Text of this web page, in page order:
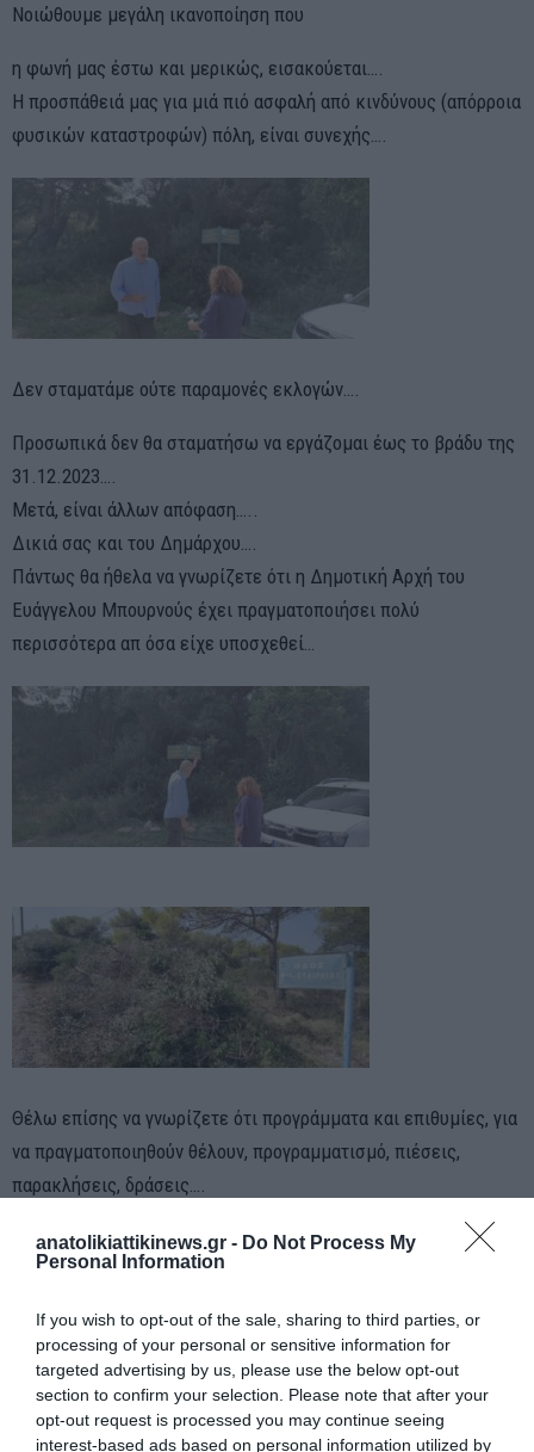
anatolikiattikinews.gr - Do Not Process My
Personal Information
If you wish to opt-out of the sale, sharing to third parties, or
processing of your personal or sensitive information for
targeted advertising by us, please use the below opt-out
section to confirm your selection. Please note that after your
opt-out request is processed you may continue seeing
interest-based ads based on personal information utilized by
Νοιώθουμε μεγάλη ικανοποίηση που
η φωνή μας έστω και μερικώς, εισακούεται….
Η προσπάθειά μας για μιά πιό ασφαλή από κινδύνους (απόρροια
φυσικών καταστροφών) πόλη, είναι συνεχής….
Δεν σταματάμε ούτε παραμονές εκλογών….
Προσωπικά δεν θα σταματήσω να εργάζομαι έως το βράδυ της
31.12.2023….
Μετά, είναι άλλων απόφαση…..
Δικιά σας και του Δημάρχου….
Πάντως θα ήθελα να γνωρίζετε ότι η Δημοτική Αρχή του
Ευάγγελου Μπουρνούς έχει πραγματοποιήσει πολύ
περισσότερα απ όσα είχε υποσχεθεί…
Θέλω επίσης να γνωρίζετε ότι προγράμματα και επιθυμίες, για
να πραγματοποιηθούν θέλουν, προγραμματισμό, πιέσεις,
παρακλήσεις, δράσεις….
Τίποτα δεν γίνεται αυτόματα….
την δράση μέχρι την οριστική υλοποίηση, υπάρχει πολύ μακρύς
δρόμος…
Κι εγώ μέχρι τώρα δεν έχω γνωρίσει κάποιο…τζίνι για να
ζητήσουμε βοήθεια….